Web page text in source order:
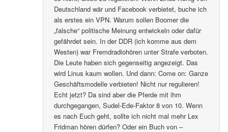
Deutschland wär und Facebook verbietet, buche ich
als erstes ein VPN. Warum sollen Boomer die
„falsche“ politische Meinung entwickeln oder dafür
gefährdet sein. In der DDR (ich komme aus dem
Westen) war Fremdradiohören unter Strafe verboten.
Die Leute haben sich gegenseitig angezeigt. Das
wird Linus kaum wollen. Und dann: Come on: Ganze
Geschäftsmodelle verbieten! Nicht nur regulieren!
Echt jetzt? Da sind aber die Pferde mit ihm
durchgegangen, Sudel-Ede-Faktor 8 von 10. Wenn
es nach Euch geht, sollte ich nicht mal mehr Lex
Fridman hören dürfen? Oder ein Buch von –